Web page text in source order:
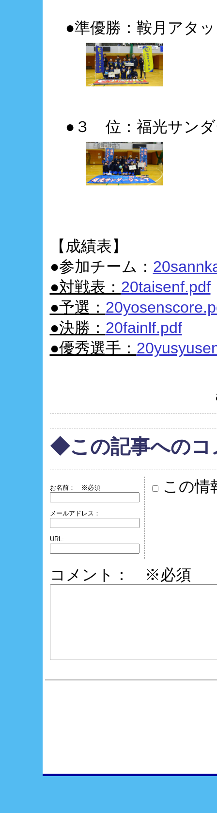
●準優勝：鞍月アタ
●３ 位：福光サンダ
【成績表】
●参加チーム：
●対戦表： 20taisenf.pdf
●予選：
●決勝： 20fainlf.pdf
●優秀選手：
◆この記事へのコ
お名前： ※必須
メールアドレス：
URL:
この情
コメント： ※必須